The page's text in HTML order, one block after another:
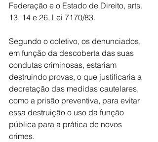
Federação e o Estado de Direito, arts.
13, 14 e 26, Lei 7170/83.
Segundo o coletivo, os denunciados,
em função da descoberta das suas
condutas criminosas, estariam
destruindo provas, o que justificaria a
decretação das medidas cautelares,
como a prisão preventiva, para evitar
essa destruição o uso da função
pública para a prática de novos
crimes.